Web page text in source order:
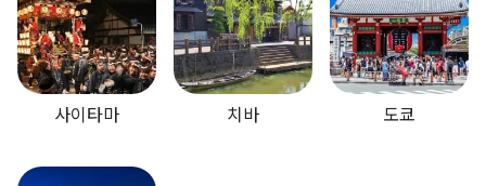
사이타마 치바 도쿄